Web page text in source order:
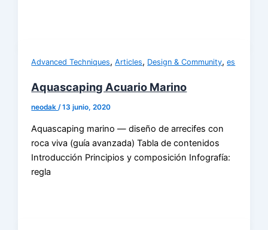
Advanced Techniques,Articles, Design & Community,es
Aquascaping Acuario Marino
neodak/13 junio, 2020
Aquascaping marino — diseño de arrecifes con
roca viva (guía avanzada) Tabla de contenidos
Introducción Principios y composición Infografía:
regla